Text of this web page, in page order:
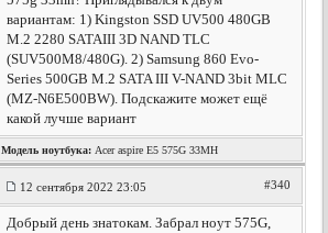
вариантам: 1) Kingston SSD UV500 480GB
M.2 2280 SATAIII 3D NAND TLC
(SUV500M8/480G). 2) Samsung 860 Evo-
Series 500GB M.2 SATA III V-NAND 3bit MLC
(MZ-N6E500BW). Подскажите может ещё
какой лучше вариант
Модель ноутбука: Acer aspire E5 575G 33MH
12 сентября 2022 23:05 #340
Добрый день знатокам. Забрал ноут 575G,